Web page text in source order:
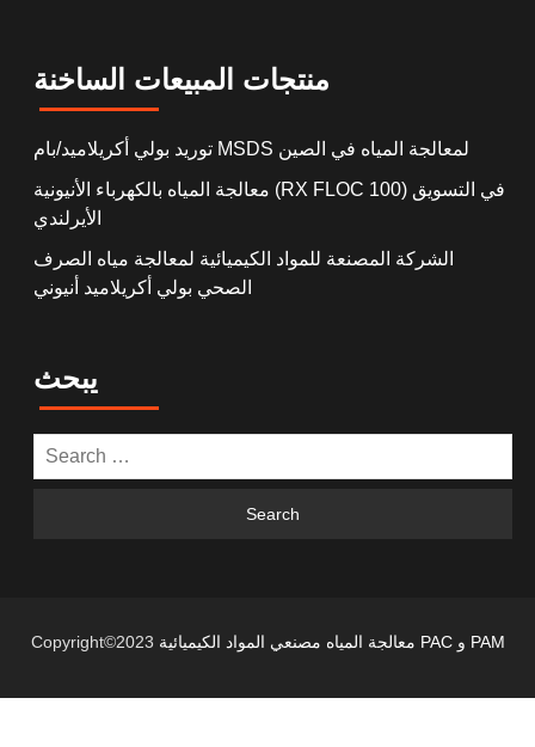
منتجات المبيعات الساخنة
توريد بولي أكريلاميد/بام MSDS لمعالجة المياه في الصين
معالجة المياه بالكهرباء الأنيونية (RX FLOC 100) في التسويق
الأيرلندي
الشركة المصنعة للمواد الكيميائية لمعالجة مياه الصرف
الصحي بولي أكريلاميد أنيوني
يبحث
Copyright©2023 معالجة المياه مصنعي المواد الكيميائية PAC و PAM